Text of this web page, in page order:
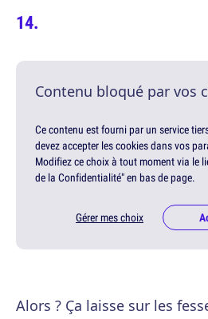
Contenu bloqué par vos
Ce contenu est fourni par un service
devez accepter les cookies dans vos
Modifiez ce choix à tout moment via le
de la Confidentialité" en bas de page.
Gérer mes choix
Alors ? Ça laisse sur les